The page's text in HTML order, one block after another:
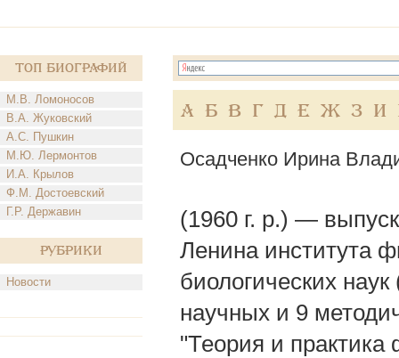
Топ Биографий
М.В. Ломоносов
В.А. Жуковский
А.С. Пушкин
М.Ю. Лермонтов
И.А. Крылов
Ф.М. Достоевский
Г.Р. Державин
Рубрики
Новости
А Б В Г Д Е Ж З И
Осадченко Ирина
(1960 г. р.) —
Ленина института
биологических
научных и 9
"Теория и практика